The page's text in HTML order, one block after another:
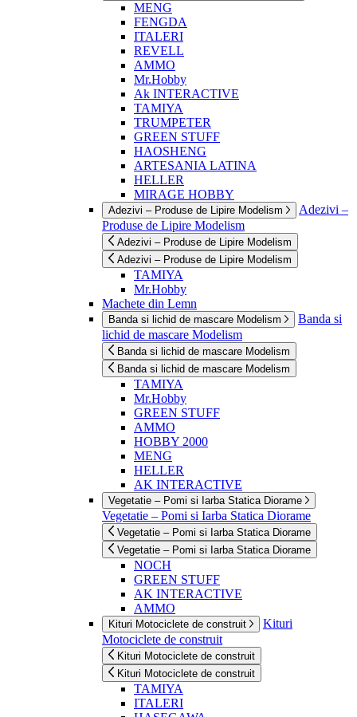
MENG
FENGDA
ITALERI
REVELL
AMMO
Mr.Hobby
Ak INTERACTIVE
TAMIYA
TRUMPETER
GREEN STUFF
HAOSHENG
ARTESANIA LATINA
HELLER
MIRAGE HOBBY
Adezivi – Produse de Lipire Modelism
Adezivi –
Produse de Lipire Modelism
Adezivi – Produse de Lipire Modelism
Adezivi – Produse de Lipire Modelism
TAMIYA
Mr.Hobby
Machete din Lemn
Banda si lichid de mascare Modelism
Banda si
lichid de mascare Modelism
Banda si lichid de mascare Modelism
Banda si lichid de mascare Modelism
TAMIYA
Mr.Hobby
GREEN STUFF
AMMO
HOBBY 2000
MENG
HELLER
AK INTERACTIVE
Vegetatie – Pomi si Iarba Statica Diorame
Vegetatie – Pomi si Iarba Statica Diorame
Vegetatie – Pomi si Iarba Statica Diorame
Vegetatie – Pomi si Iarba Statica Diorame
NOCH
GREEN STUFF
AK INTERACTIVE
AMMO
Kituri Motociclete de construit
Kituri
Motociclete de construit
Kituri Motociclete de construit
Kituri Motociclete de construit
TAMIYA
ITALERI